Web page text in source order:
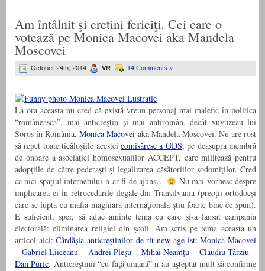
Am întâlnit şi cretini fericiţi. Cei care o
votează pe Monica Macovei aka Mandela
Moscovei
October 24th, 2014 VR 14 Comments »
La ora aceasta nu cred că există vreun personaj mai malefic în politica
“românească”, mai anticreştin şi mai antiromân, decât vuvuzeau lui
Soros în România,Monica Macovei aka Mandela Moscovei. Nu are rost
să repet toate ticăloşiile acestei comisărese a GDS, pe deasupra membră
de onoare a asociaţiei homosexualilor ACCEPT, care militează pentru
adopţiile de către pederaşti şi legalizarea căsătoriilor sodomiţilor. Cred
ca nici spaţiul internetului n-ar fi de ajuns…
Nu mai vorbesc despre
implicarea ei în retrocedările ilegale din Transilvania (preoţii ortodocşi
care se luptă cu mafia maghiară internaţională ştiu foarte bine ce spun).
E suficient, sper, să aduc aminte tema cu care şi-a lansat campania
electorală: eliminarea religiei din şcoli. Am scris pe tema aceasta un
articol aici:Cârdăşia anticreştinilor de rit new-age-ist: Monica Macovei
– Gabriel Liiceanu – Andrei Pleşu – Mihai Neamţu – Claudiu Târziu –
Dan Puric. Anticreştinii “cu faţă umană” n-au aşteptat mult să confirme